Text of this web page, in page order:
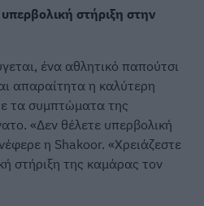
στήριξη στην
ένα αθλητικό παπούτσι
απαραίτητα η καλύτερη
τα συμπτώματα της
«Δεν θέλετε υπερβολική
η Shakoor. «Χρειάζεστε
στήριξη της καμάρας τον